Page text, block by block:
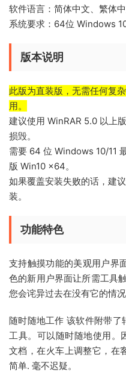
软件语言：简体中文、繁体
系统要求：64位 Windows
版本说明
此版为直装版，无需任何复
用。
建议使用 WinRAR 5.0 以上
损毁。
需要 64 位 Windows 10/11
版 Win10 x64。
如果覆盖安装失败的话，建
装。
功能特色
支持触摸功能的美观用户界
色的新用户界面让所需工具
您会诧异过去在没有它的情
随时随地工作 该软件附带了
工具。可以随时随地使用。
文档，在火车上调整它，
简单. 毫不迟疑。